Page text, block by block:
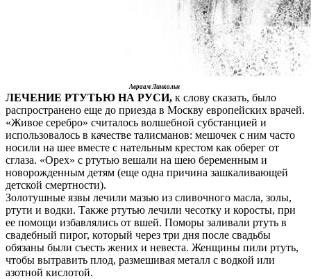
Авраам Линкольн
ЛЕЧЕНИЕ РТУТЬЮ НА РУСИ, к слову сказать, было
распространено еще до приезда в Москву европейских врачей.
«Живое серебро» считалось волшебной субстанцией и
использовалось в качестве талисманов: мешочек с ним часто
носили на шее вместе с нательным крестом как оберег от
сглаза. «Орех» с ртутью вешали на шею беременным и
новорожденным детям (еще одна причина зашкаливающей
детской смертности).
Золотушные язвы лечили мазью из сливочного масла, золы,
ртути и водки. Также ртутью лечили чесотку и коросты, при
ее помощи избавлялись от вшей. Поморы заливали ртуть в
свадебный пирог, который через три дня после свадьбы
обязаны были съесть жених и невеста. Женщины пили ртуть,
чтобы вытравить плод, размешивая металл с водкой или
азотной кислотой.